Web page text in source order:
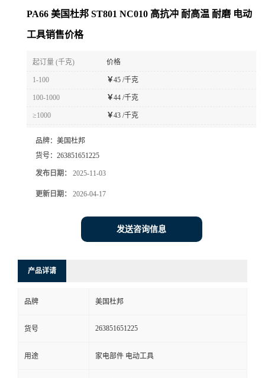
证
留
言
PA66 美国杜邦 ST801 NC010 高抗冲 耐高温 耐磨 电动
工具销售价格
起订量 (千克) 价格
1-100 ￥45 /千克
100-1000 ￥44 /千克
≥1000 ￥43 /千克
品牌： 美国杜邦
货号： 263851651225
发布日期： 2025-11-03
更新日期： 2026-04-17
发送咨询信息
产品详请
品牌 美国杜邦
货号 263851651225
用途 家电部件 电动工具